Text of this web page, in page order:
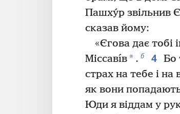
Пашху́р звільнив
сказав йому:
«Єгова дає тобі
Міссавı́в* . б 4 Бо
страх на тебе і на
як вони
Юди я віддам у